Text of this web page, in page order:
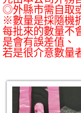
◎外縣市需自取
※數量是採隨機
每批來的數量不
是會有誤差值、
若是很介意數量